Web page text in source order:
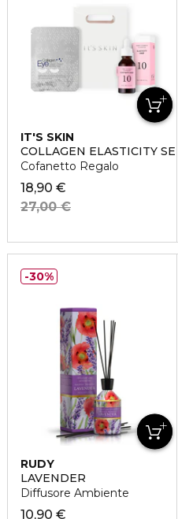
IT'S SKIN
COLLAGEN ELASTICITY SET
Cofanetto Regalo
18,90 €
27,00 €
RUDY
LAVENDER
Diffusore Ambiente
10,90 €
30%